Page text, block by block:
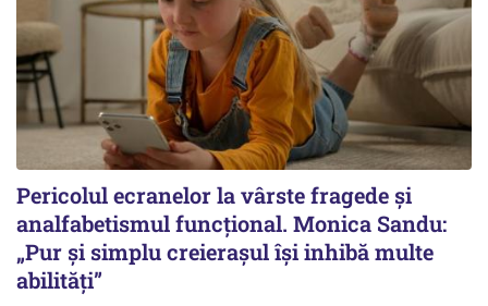
Pericolul ecranelor la vârste fragede și
analfabetismul funcțional. Monica Sandu:
„Pur și simplu creierașul își inhibă multe
abilități”